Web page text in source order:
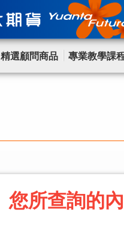
精選顧問商品 專業教學課
您所查詢的